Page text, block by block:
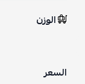
الوزن
السعر